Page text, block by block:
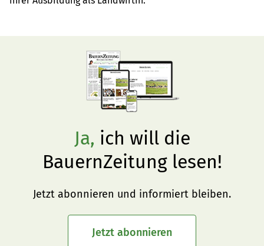
Ja, ich will die
BauernZeitung lesen!
Jetzt abonnieren und informiert bleiben.
Jetzt abonnieren